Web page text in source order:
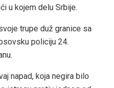
u kojem delu Srbije.
trupe duž granice sa
policiju 24.
napad, koja negira bilo